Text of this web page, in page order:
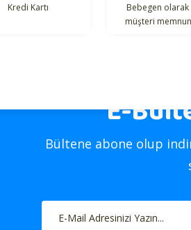
Kredi Kartı
Bebegen olarak
müşteri
E-
Bültene abone olup